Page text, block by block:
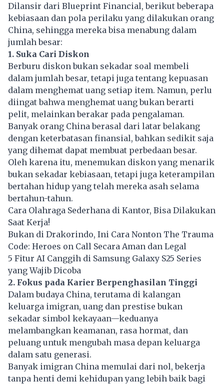
Dilansir dari Blueprint Financial, berikut beberapa
kebiasaan dan pola perilaku yang dilakukan orang
China, sehingga mereka bisa menabung dalam
jumlah besar:
1. Suka Cari Diskon
Berburu diskon bukan sekadar soal membeli
dalam jumlah besar, tetapi juga tentang kepuasan
dalam menghemat uang setiap item. Namun, perlu
diingat bahwa menghemat uang bukan berarti
pelit, melainkan berakar pada pengalaman.
Banyak orang China berasal dari latar belakang
dengan keterbatasan finansial, bahkan sedikit saja
yang dihemat dapat membuat perbedaan besar.
Oleh karena itu, menemukan diskon yang menarik
bukan sekadar kebiasaan, tetapi juga keterampilan
bertahan hidup yang telah mereka asah selama
bertahun-tahun.
Cara Olahraga Sederhana di Kantor, Bisa Dilakukan
Saat Kerja!
Bukan di Drakorindo, Ini Cara Nonton The Trauma
Code: Heroes on Call Secara Aman dan Legal
5 Fitur AI Canggih di Samsung Galaxy S25 Series
yang Wajib Dicoba
2. Fokus pada Karier Berpenghasilan Tinggi
Dalam budaya China, terutama di kalangan
keluarga imigran, uang dan prestise bukan
sekadar simbol kekayaan—keduanya
melambangkan keamanan, rasa hormat, dan
peluang untuk mengubah masa depan keluarga
dalam satu generasi.
Banyak imigran China memulai dari nol, bekerja
tanpa henti demi kehidupan yang lebih baik bagi